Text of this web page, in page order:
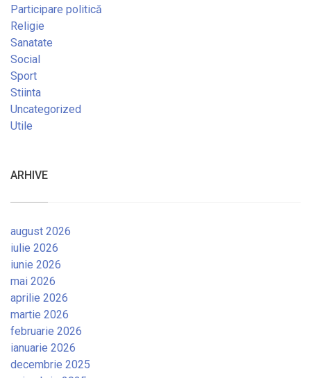
Participare politică
Religie
Sanatate
Social
Sport
Stiinta
Uncategorized
Utile
ARHIVE
august 2026
iulie 2026
iunie 2026
mai 2026
aprilie 2026
martie 2026
februarie 2026
ianuarie 2026
decembrie 2025